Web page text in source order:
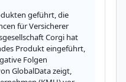
geführt, die
für Versicherer
Corgi hat
Produkt eingeführt,
Folgen
GlobalData zeigt,